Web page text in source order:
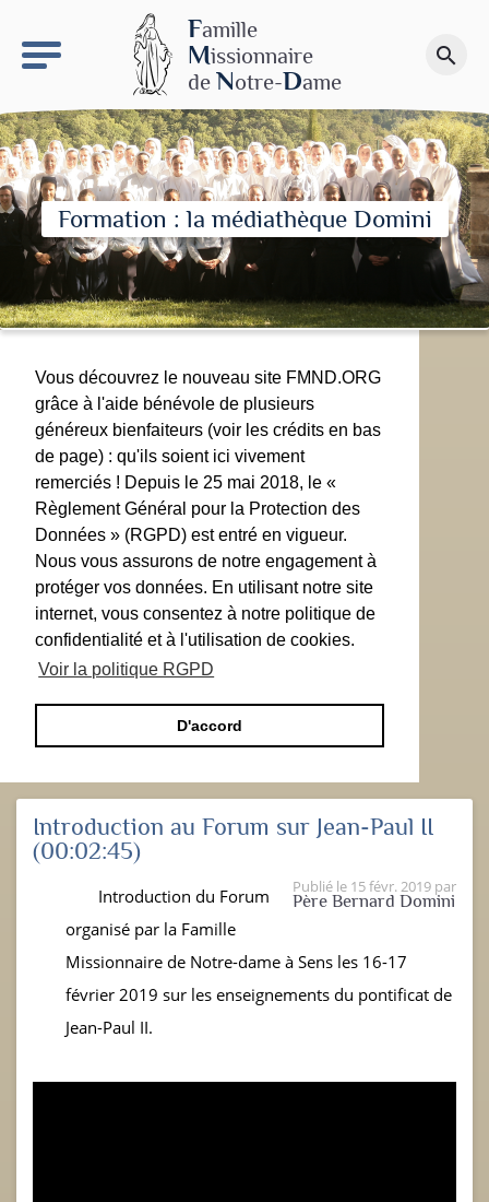
Famille
Missionnaire
de Notre-Dame
search
Faire un don
Formation : la médiathèque Domini
Vous découvrez le nouveau site FMND.ORG
grâce à l'aide bénévole de plusieurs
généreux bienfaiteurs (voir les crédits en bas
de page) : qu'ils soient ici vivement
remerciés ! Depuis le 25 mai 2018, le «
Règlement Général pour la Protection des
Données » (RGPD) est entré en vigueur.
Nous vous assurons de notre engagement à
protéger vos données. En utilisant notre site
internet, vous consentez à notre politique de
confidentialité et à l'utilisation de cookies.
Voir la politique RGPD
D'accord
Introduction au Forum sur Jean-Paul II
(00:02:45)
Publié le 15 févr. 2019 par
Père Bernard Domini
Introduction du Forum
organisé par la Famille
Missionnaire de Notre-dame à Sens les 16-17
février 2019 sur les enseignements du pontificat de
Jean-Paul II.